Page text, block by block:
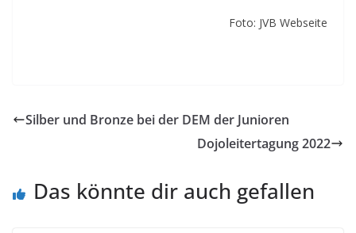
Foto: JVB Webseite
Silber und Bronze bei der DEM der Junioren
Dojoleitertagung 2022
Das könnte dir auch gefallen